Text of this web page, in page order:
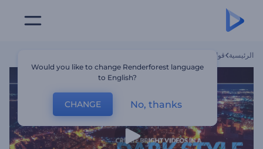
الرئيسية قوالب
Would you like to change Renderforest language
to English?
CHANGE No, thanks